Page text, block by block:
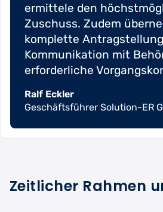
ermittele den
Zuschuss. Zudem
komplette
Kommunikation mit
erforderliche
Ralf Eckler
Geschäftsführer Solution-ER
Zeitlicher Rahmen